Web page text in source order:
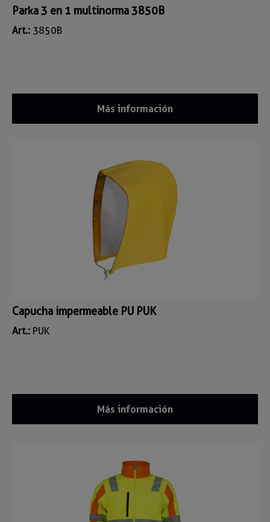
Parka 3 en 1 multinorma 3850B
Art.: 3850B
Más información
Capucha impermeable PU PUK
Art.: PUK
Más información